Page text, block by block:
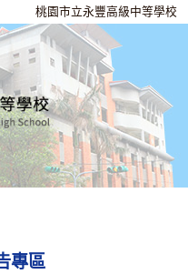
桃園市立永豐高級中等學校
專區